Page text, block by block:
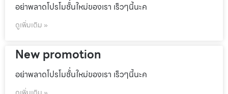
อย่าพลาดโปรโมชั้่นใหม่ของเรา เร็วๆนี้นะค
ดูเพิ่มเติม »
New promotion
อย่าพลาดโปรโมชั้่นใหม่ของเรา เร็วๆนี้นะค